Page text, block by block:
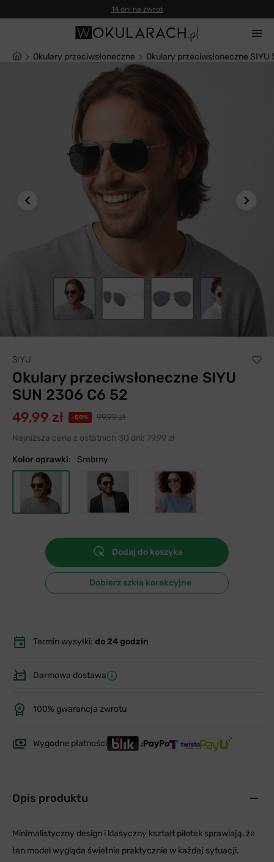
14 dni na zwrot
Okulary przeciwsłoneczne Okulary przeciwsłoneczne
SIYU
Okulary przeciwsłoneczne SIYU
SUN 2306 C6 52
49,99 zł -50%
99,99 zł
Najniższa cena z ostatnich 30 dni: 79,99 zł
Kolor oprawki: Srebrny
Dodaj do koszyka
Dobierz szkła korekcyjne
Termin wysyłki: do 24 godzin
Darmowa dostawa
100% gwarancja zwrotu
Wygodne płatności
Opis produktu
Minimalistyczny design i klasyczny kształt pilotek sprawiają, że
ten model wygląda świetnie praktycznie w każdej sytuacji.